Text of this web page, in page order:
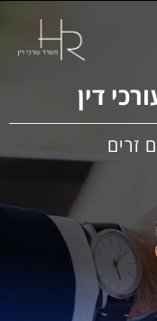
דין
זרים